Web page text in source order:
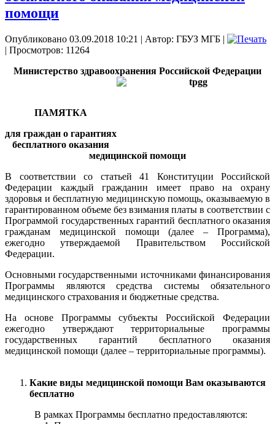
помощи
Опубликовано 03.09.2018 10:21 | Автор: ГБУЗ МГБ |
| Просмотров: 11264
Министерство здравоохранения Российской Федерации
ПАМЯТКА
для граждан о гарантиях
бесплатного оказания
медицинской помощи
В соответствии со статьей 41 Конституции Российской
Федерации каждый гражданин имеет право на охрану
здоровья и бесплатную медицинскую помощь, оказываемую в
гарантированном объеме без взимания платы в соответствии с
Программой государственных гарантий бесплатного оказания
гражданам медицинской помощи (далее – Программа),
ежегодно утверждаемой Правительством Российской
Федерации.
Основными государственными источниками финансирования
Программы являются средства системы обязательного
медицинского страхования и бюджетные средства.
На основе Программы субъекты Российской Федерации
ежегодно утверждают территориальные программы
государственных гарантий бесплатного оказания
медицинской помощи (далее – территориальные программы).
Какие виды медицинской помощи Вам оказываются
бесплатно
В рамках Программы бесплатно предоставляются: